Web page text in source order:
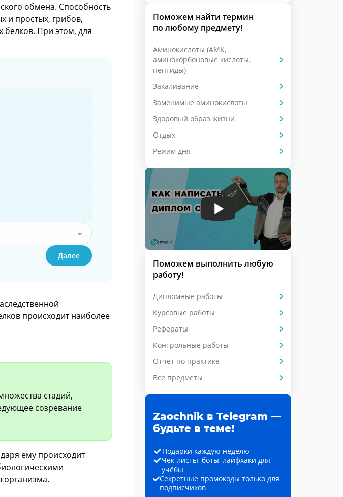
обмена. Способность
и простых, грибов,
белков. При этом, для
Далее
происходит наиболее
стадий,
созревание
ему происходит
организма.
Поможем найти термин
по любому предмету!
Аминокислоты (АМК,
аминокорбоновые кислоты,
пептиды)
Закаливание
Заменимые аминокислоты
Здоровый образ жизни
Отдых
Режим дня
Поможем выполнить любую
работу!
Дипломные работы
Курсовые работы
Рефераты
Контрольные работы
Отчет по практике
Все предметы
Zaochnik в Telegram —
будьте в теме!
Подарки каждую неделю
Чек-листы, боты, лайфхаки для
учёбы
Секретные промокоды только для
подписчиков